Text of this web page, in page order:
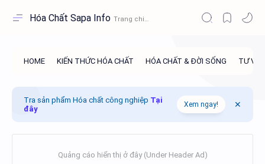
Hóa Chất Sapa Info
Tra sản phẩm Hóa chất công nghiệp Tại
đây
Xem ngay!